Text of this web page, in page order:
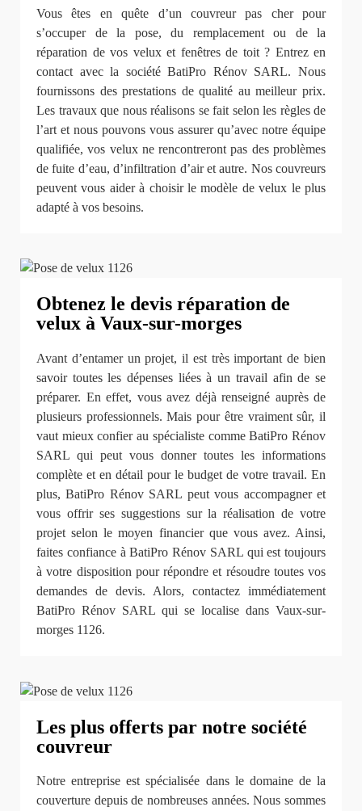
Vous êtes en quête d’un couvreur pas cher pour
s’occuper de la pose, du remplacement ou de la
réparation de vos velux et fenêtres de toit ? Entrez en
contact avec la société BatiPro Rénov SARL. Nous
fournissons des prestations de qualité au meilleur prix.
Les travaux que nous réalisons se fait selon les règles de
l’art et nous pouvons vous assurer qu’avec notre équipe
qualifiée, vos velux ne rencontreront pas des problèmes
de fuite d’eau, d’infiltration d’air et autre. Nos couvreurs
peuvent vous aider à choisir le modèle de velux le plus
adapté à vos besoins.
Obtenez le devis réparation de
velux à Vaux-sur-morges
Avant d’entamer un projet, il est très important de bien
savoir toutes les dépenses liées à un travail afin de se
préparer. En effet, vous avez déjà renseigné auprès de
plusieurs professionnels. Mais pour être vraiment sûr, il
vaut mieux confier au spécialiste comme BatiPro Rénov
SARL qui peut vous donner toutes les informations
complète et en détail pour le budget de votre travail. En
plus, BatiPro Rénov SARL peut vous accompagner et
vous offrir ses suggestions sur la réalisation de votre
projet selon le moyen financier que vous avez. Ainsi,
faites confiance à BatiPro Rénov SARL qui est toujours
à votre disposition pour répondre et résoudre toutes vos
demandes de devis. Alors, contactez immédiatement
BatiPro Rénov SARL qui se localise dans Vaux-sur-
morges 1126.
Les plus offerts par notre société
couvreur
Notre entreprise est spécialisée dans le domaine de la
couverture depuis de nombreuses années. Nous sommes